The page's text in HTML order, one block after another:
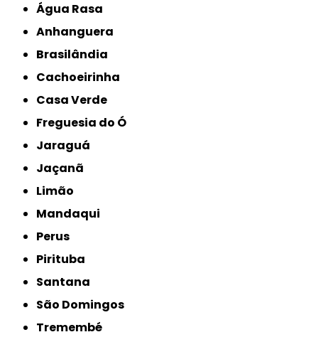
Água Rasa
Anhanguera
Brasilândia
Cachoeirinha
Casa Verde
Freguesia do Ó
Jaraguá
Jaçanã
Limão
Mandaqui
Perus
Pirituba
Santana
São Domingos
Tremembé